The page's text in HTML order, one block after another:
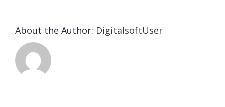
About the Author: DigitalsoftUser